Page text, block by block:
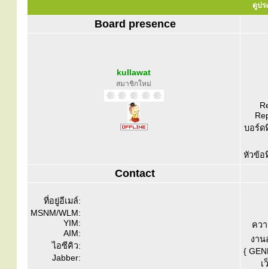
ดูปร
Board presence
kullawat
สมาชิกใหม่
บอร์ด
หัวข้อ
Contact
ที่อยู่อีเมล์:
MSNM/WLM:
YIM:
AIM:
ไอซีคิว:
Jabber:
คว
งาน
{
เ